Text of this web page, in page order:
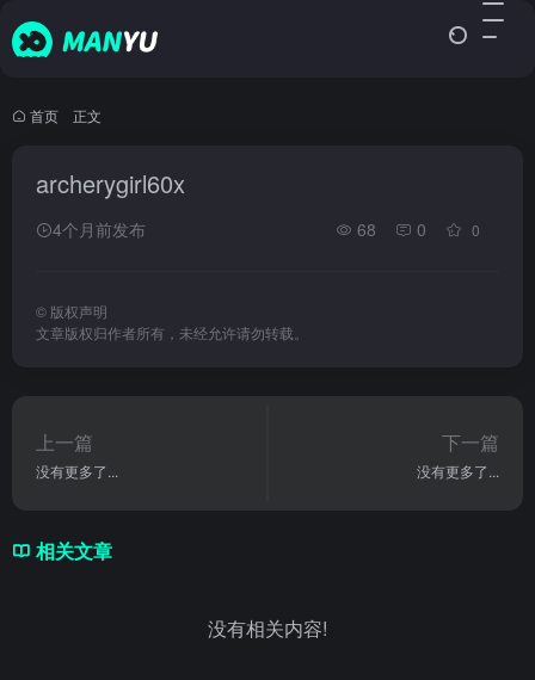
首页 正文
archerygirl60x
4个月前发布 68 0 0
© 版权声明
文章版权归作者所有，未经允许请勿转载。
上一篇
没有更多了...
下一篇
没有更多了...
相关文章
没有相关内容!